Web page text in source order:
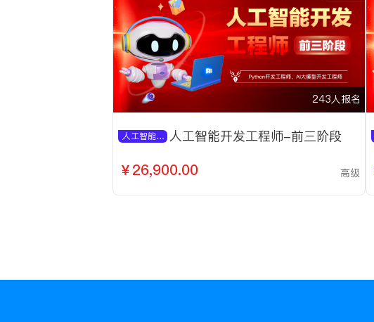
243人报名
人工智能开发工程师 人工智能开发工程师-前三阶段
￥26,900.00 高级